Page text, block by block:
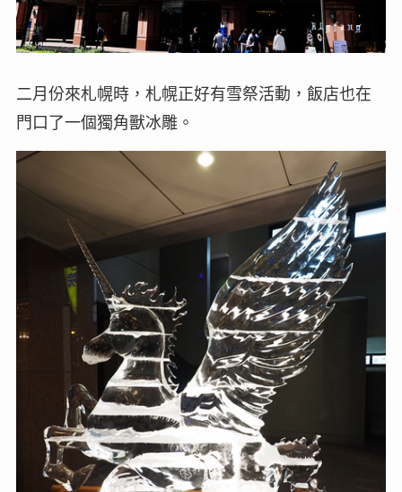
二月份來札幌時，札幌正好有雪祭活動，飯店也在
門口了一個獨角獸冰雕。